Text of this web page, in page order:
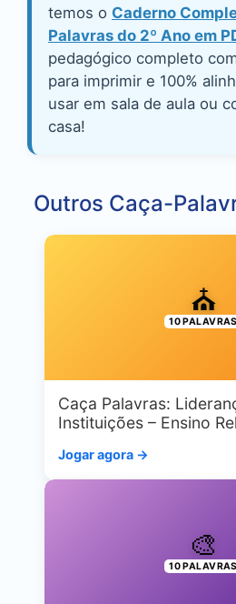
temos o Caderno
Palavras do 2º Ano em
pedagógico completo
para imprimir e 100%
usar em sala de aula ou
casa!
Outros Caça-
⛪
10 PALAVRAS
Caça Palavras:
Instituições – Ensino
Jogar agora →
🎨
10 PALAVRAS